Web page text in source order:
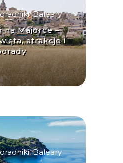
,Baleary
na Majorce –
atrakcje i
,Baleary